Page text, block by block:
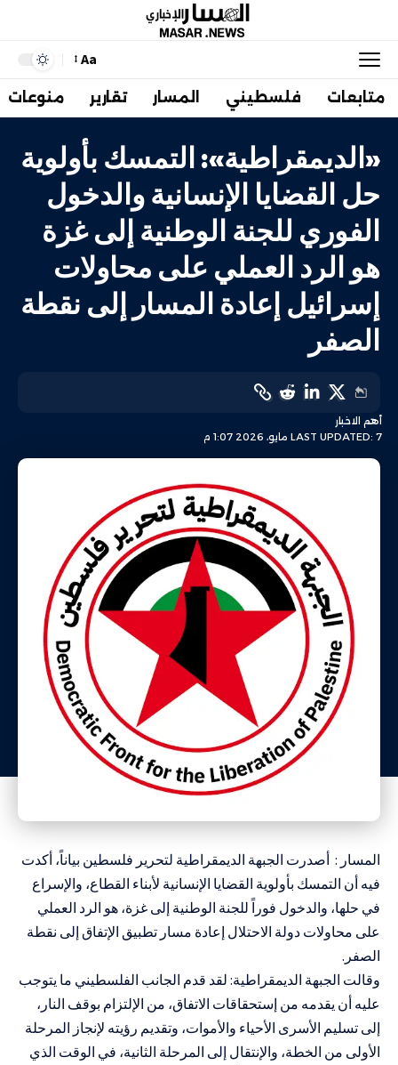
Aa
متابعات فلسطيني المسار تقارير منوعات
«الديمقراطية»: التمسك بأولوية
حل القضايا الإنسانية والدخول
الفوري للجنة الوطنية إلى غزة
هو الرد العملي على محاولات
إسرائيل إعادة المسار إلى نقطة
الصفر
LAST UPDATED: 7 مايو، 2026 1:07 م
أهم الاخبار
المسار : أصدرت الجبهة الديمقراطية لتحرير فلسطين بياناً، أكدت
فيه أن التمسك بأولوية القضايا الإنسانية لأبناء القطاع، والإسراع
في حلها، والدخول فوراً للجنة الوطنية إلى غزة، هو الرد العملي
على محاولات دولة الاحتلال إعادة مسار تطبيق الإتفاق إلى نقطة
الصفر.
وقالت الجبهة الديمقراطية: لقد قدم الجانب الفلسطيني ما يتوجب
عليه أن يقدمه من إستحقاقات الاتفاق، من الإلتزام بوقف النار،
إلى تسليم الأسرى الأحياء والأموات، وتقديم رؤيته لإنجاز المرحلة
الأولى من الخطة، والإنتقال إلى المرحلة الثانية، في الوقت الذي